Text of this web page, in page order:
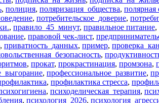
, полиция, поляризация_общества, полярная
, потребительское_доверие,
, правило_45_минут, правильное питание,
, правовой чек-лист,
, приватность_данных, пример,
,
, прокат, прокрастинация, промзона,
, профессиональное_развитие,
, профилактика стресса,
, психоделическая_терапия,
, психология_2026,